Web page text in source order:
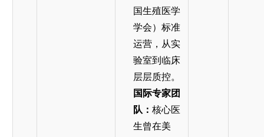
国生殖医学
学会）标准
运营，从实
验室到临床
层层质控。
国际专家团
队： 核心医
生曾在美